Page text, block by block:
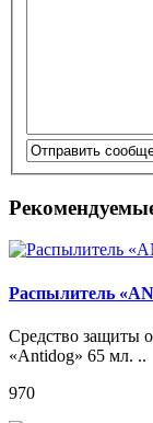
Распылитель
Средство защиты
«Antidog» 65 мл. ..
970